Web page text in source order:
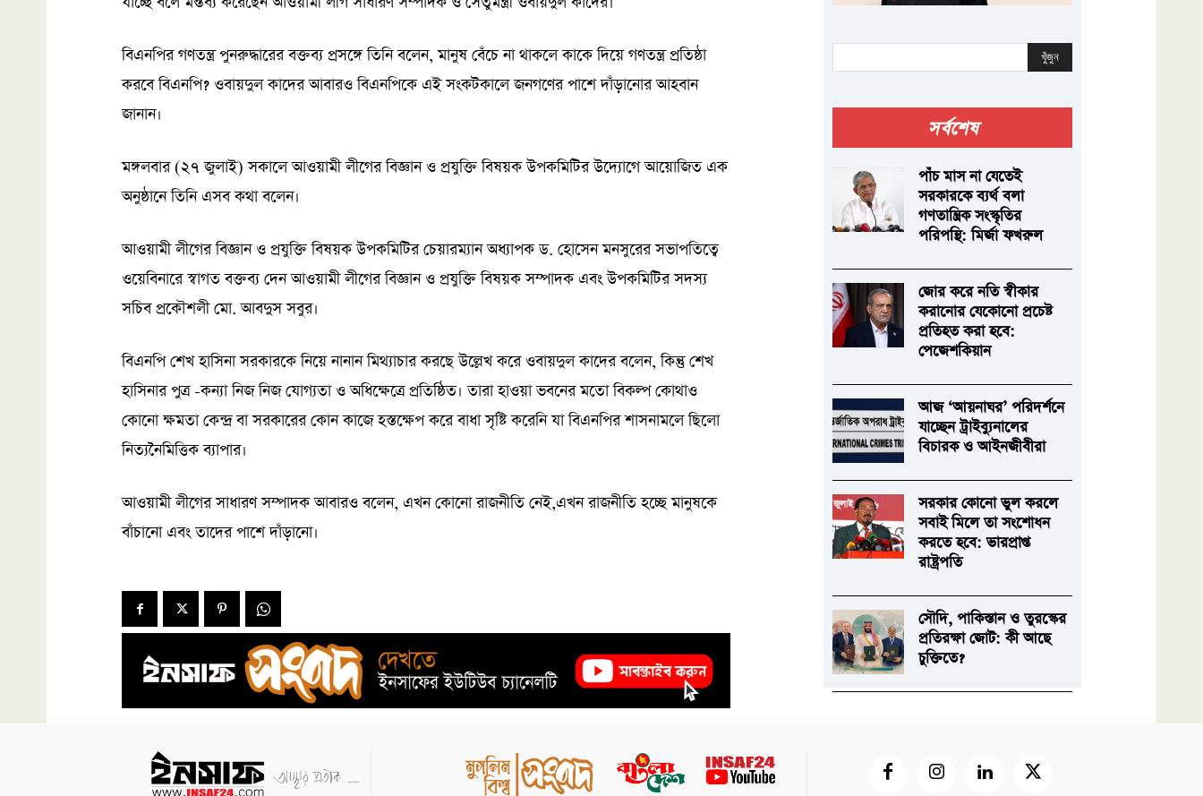
বিএনপির গণতন্ত্র পুনরুদ্ধারের বক্তব্য প্রসঙ্গে তিনি বলেন, মানুষ বেঁচে না থাকলে কাকে দিয়ে গণতন্ত্র প্রতিষ্ঠা
করবে বিএনপি? ওবায়দুল কাদের আবারও বিএনপিকে এই সংকটকালে জনগণের পাশে দাঁড়ানোর আহবান
জানান।
মঙ্গলবার (২৭ জুলাই) সকালে আওয়ামী লীগের বিজ্ঞান ও প্রযুক্তি বিষয়ক উপকমিটির উদ্যোগে আয়োজিত এক
অনুষ্ঠানে তিনি এসব কথা বলেন।
আওয়ামী লীগের বিজ্ঞান ও প্রযুক্তি বিষয়ক উপকমিটির চেয়ারম্যান অধ্যাপক ড. হোসেন মনসুরের সভাপতিত্বে
ওয়েবিনারে স্বাগত বক্তব্য দেন আওয়ামী লীগের বিজ্ঞান ও প্রযুক্তি বিষয়ক সম্পাদক এবং উপকমিটির সদস্য
সচিব প্রকৌশলী মো. আবদুস সবুর।
বিএনপি শেখ হাসিনা সরকারকে নিয়ে নানান মিথ্যাচার করছে উল্লেখ করে ওবায়দুল কাদের বলেন, কিন্তু শেখ
হাসিনার পুত্র -কন্যা নিজ নিজ যোগ্যতা ও অধিক্ষেত্রে প্রতিষ্ঠিত। তারা হাওয়া ভবনের মতো বিকল্প কোথাও
কোনো ক্ষমতা কেন্দ্র বা সরকারের কোন কাজে হস্তক্ষেপ করে বাধা সৃষ্টি করেনি যা বিএনপির শাসনামলে ছিলো
নিত্যনৈমিত্তিক ব্যাপার।
আওয়ামী লীগের সাধারণ সম্পাদক আবারও বলেন, এখন কোনো রাজনীতি নেই,এখন রাজনীতি হচ্ছে মানুষকে
বাঁচানো এবং তাদের পাশে দাঁড়ানো।
খুঁজুন
সর্বশেষ
পাঁচ মাস না যেতেই
সরকারকে ব্যর্থ বলা
গণতান্ত্রিক সংস্কৃতির
পরিপন্থি: মির্জা ফখরুল
জোর করে নতি স্বীকার
করানোর যেকোনো প্রচেষ্ট
প্রতিহত করা হবে:
পেজেশকিয়ান
আজ ‘আয়নাঘর’ পরিদর্শনে
যাচ্ছেন ট্রাইব্যুনালের
বিচারক ও আইনজীবীরা
সরকার কোনো ভুল করলে
সবাই মিলে তা সংশোধন
করতে হবে: ভারপ্রাপ্ত
রাষ্ট্রপতি
সৌদি, পাকিস্তান ও তুরস্কের
প্রতিরক্ষা জোট: কী আছে
চুক্তিতে?